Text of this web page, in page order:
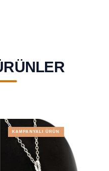
KAMPANYALI ÜRÜN